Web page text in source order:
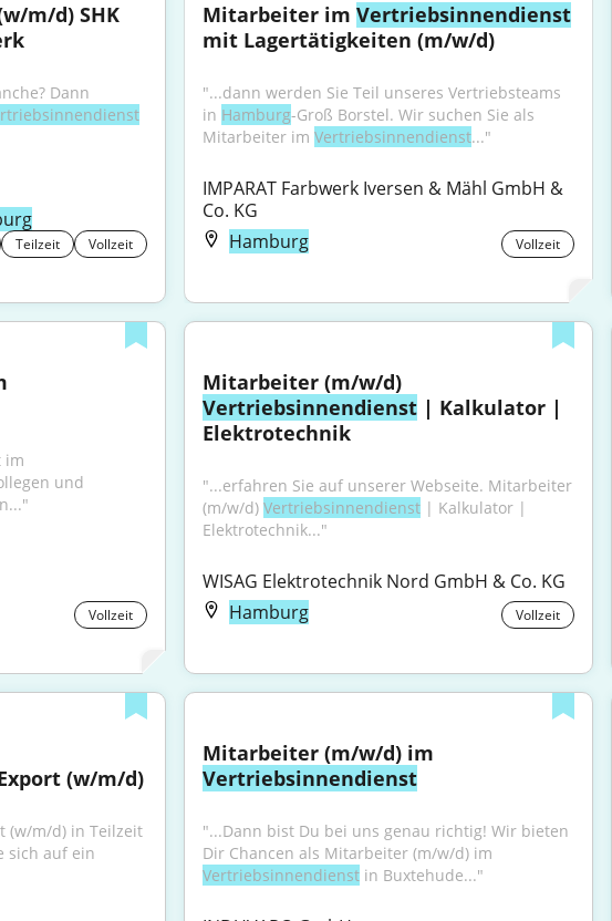
m/d) SHK
Dann
Teilzeit Vollzeit
Mitarbeiter im Vertriebsinnendienst
mit Lagertätigkeiten (m/w/d)
"...dann werden Sie Teil unseres Vertriebsteams
in Hamburg-Groß Borstel. Wir suchen Sie als
Mitarbeiter im Vertriebsinnendienst..."
IMPARAT Farbwerk Iversen & Mähl GmbH &
Co. KG
Hamburg
Vollzeit
und
Vollzeit
Vertriebsinnendienst | Kalkulator |
Elektrotechnik
"...erfahren Sie auf unserer Webseite. Mitarbeiter
(m/w/d) Vertriebsinnendienst | Kalkulator |
Elektrotechnik..."
WISAG Elektrotechnik Nord GmbH & Co. KG
Hamburg
Vollzeit
(w/m/d)
(w/m/d) in Teilzeit
sich auf ein
Vertriebsinnendienst
"...Dann bist Du bei uns genau richtig! Wir bieten
Vertriebsinnendienst in Buxtehude..."